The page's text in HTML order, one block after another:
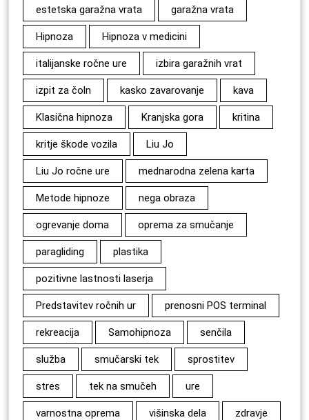
estetska garažna vrata garažna vrata
Hipnoza Hipnoza v medicini
italijanske ročne ure izbira garažnih vrat
izpit za čoln kasko zavarovanje kava
Klasična hipnoza Kranjska gora kritina
kritje škode vozila Liu Jo
Liu Jo ročne ure mednarodna zelena karta
Metode hipnoze nega obraza
ogrevanje doma oprema za smučanje
paragliding plastika
pozitivne lastnosti laserja
Predstavitev ročnih ur prenosni POS terminal
rekreacija Samohipnoza senčila
služba smučarski tek sprostitev
stres tek na smučeh ure
varnostna oprema višinska dela zdravje